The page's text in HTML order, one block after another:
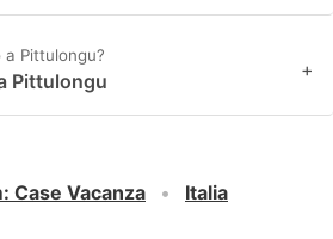
Pittulongu?
Pittulongu +
: Case Vacanza
Italia